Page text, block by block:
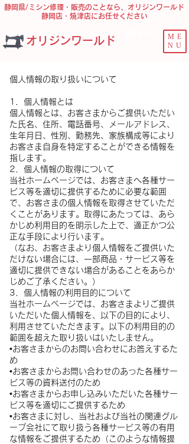
オリジンワールド
ME
NU
静岡県/ミシン修理・販売のことなら、オリジンワールド
静岡店・焼津店にお任せください
個人情報の取り扱いについて
1．個人情報とは
個人情報とは、お客さまからご提供いただい
た氏名、住所、電話番号、メールアドレス、
生年月日、性別、勤務先、家族構成等により
お客さま自身を特定することができる情報を
指します。
2．個人情報の取得について
当社ホームページでは、お客さまへ各種サー
ビス等を適切に提供するために必要な範囲
で、お客さまの個人情報を取得させていただ
くことがあります。取得にあたっては、あら
かじめ利用目的を明示した上で、適正かつ公
正な手段により行います。
（なお、お客さまより個人情報をご提供いた
だけない場合には、一部商品・サービス等を
適切に提供できない場合があることをあらか
じめご了承ください。）
3．個人情報の利用目的について
当社ホームページでは、お客さまよりご提供
いただいた個人情報を、以下の目的により、
利用させていただきます。以下の利用目的の
範囲を超えた取り扱いはいたしません。
•お客さまからのお問い合わせにお答えするた
め
•お客さまからお問い合わせのあった各種サー
ビス等の資料送付のため
•お客さまからお申し込みいただいた各種サー
ビス等を適切にご提供するため
•お客さまに対し、当社および当社の関連グル
ープ会社にて取り扱う各種サービス等の有用
な情報をご提供するため（このような情報提